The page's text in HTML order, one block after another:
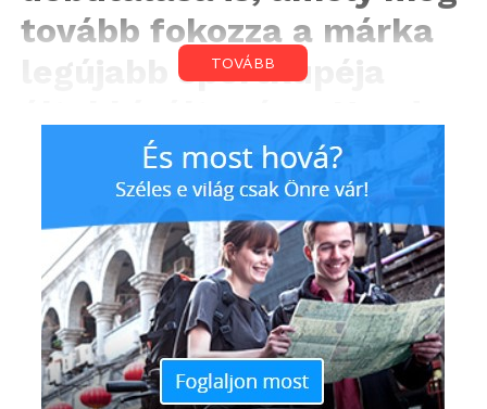
tovább fokozza a márka
legújabb sportkupéja
számára oly fontos –
vezetés örömét.
A Honda „S+ Shift” a gyors sebességváltások érzetét
és hangját szimulálja, lehetővé téve, hogy a Prelude-
használók új nemzedéke is megismerje a típusra
jellemző felszabadult vezetési élmény tökéletes
egyensúlyát.
TOVÁBB